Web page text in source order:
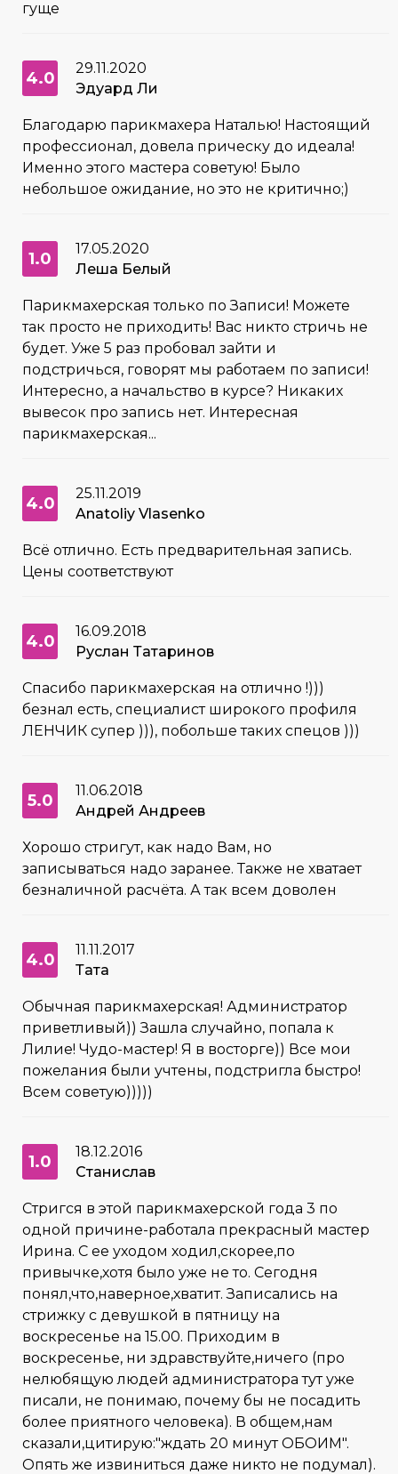
гуще
4.0
29.11.2020
Эдуард Ли
Благодарю парикмахера Наталью! Настоящий
профессионал, довела прическу до идеала!
Именно этого мастера советую! Было
небольшое ожидание, но это не критично;)
1.0
17.05.2020
Леша Белый
Парикмахерская только по Записи! Можете
так просто не приходить! Вас никто стричь не
будет. Уже 5 раз пробовал зайти и
подстричься, говорят мы работаем по записи!
Интересно, а начальство в курсе? Никаких
вывесок про запись нет. Интересная
парикмахерская...
4.0
25.11.2019
Anatoliy Vlasenko
Всё отлично. Есть предварительная запись.
Цены соответствуют
4.0
16.09.2018
Руслан Татаринов
Спасибо парикмахерская на отлично !)))
безнал есть, специалист широкого профиля
ЛЕНЧИК супер ))), побольше таких спецов )))
5.0
11.06.2018
Андрей Андреев
Хорошо стригут, как надо Вам, но
записываться надо заранее. Также не хватает
безналичной расчёта. А так всем доволен
4.0
11.11.2017
Тата
Обычная парикмахерская! Администратор
приветливый)) Зашла случайно, попала к
Лилие! Чудо-мастер! Я в восторге)) Все мои
пожелания были учтены, подстригла быстро!
Всем советую)))))
1.0
18.12.2016
Станислав
Стригся в этой парикмахерской года 3 по
одной причине-работала прекрасный мастер
Ирина. С ее уходом ходил,скорее,по
привычке,хотя было уже не то. Сегодня
понял,что,наверное,хватит. Записались на
стрижку с девушкой в пятницу на
воскресенье на 15.00. Приходим в
воскресенье, ни здравствуйте,ничего (про
нелюбящую людей администратора тут уже
писали, не понимаю, почему бы не посадить
более приятного человека). В общем,нам
сказали,цитирую:"ждать 20 минут ОБОИМ".
Опять же извиниться даже никто не подумал).